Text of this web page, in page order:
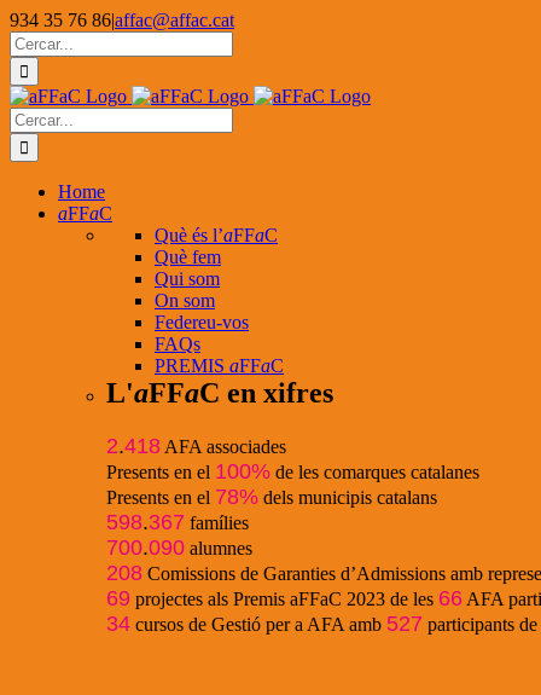
Skip
to
content
934 35 76 86|affac@affac.cat
Facebook
X
YouTube
Cerca
…
Cerca
…
Home
aFFaC
Què és l’aFFaC
Què fem
Qui som
On som
Federeu-vos
FAQs
PREMIS aFFaC
L'aFFaC en xifres
2.418 AFA associades
Presents en el 100% de les comarques catalanes
Presents en el 78% dels municipis catalans
598.367 famílies
700.090 alumnes
208 Comissions de Garanties d’Admissions amb
69 projectes als Premis aFFaC 2023 de les 66 AFA
34 cursos de Gestió per a AFA amb 527 participants de